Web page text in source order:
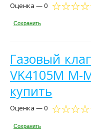
Оценка — 0
Сохранить
Газовый
VK4105M M-
купить
Оценка — 0
Сохранить